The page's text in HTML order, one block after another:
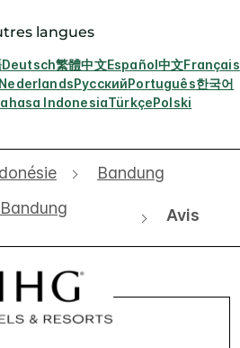
langues
Deutsch繁體中文Español中文Français
NederlandsРусскийPortuguês한국어
IndonesiaTürkçePolski
Bandung
Avis